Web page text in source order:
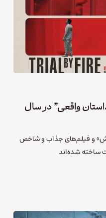
واقعی” در سال
و فیلم‌های جذاب و شاخص
ساخته شده‌اند